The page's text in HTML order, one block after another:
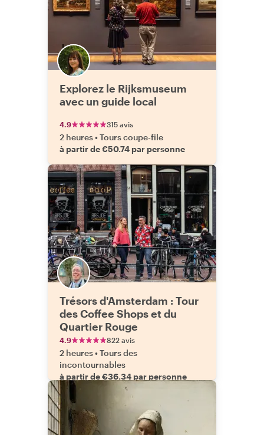
Explorez le Rijksmuseum
avec un guide local
4.9 315 avis
2 heures•Tours coupe-file
à partir de €50.74 par personne
Trésors d'Amsterdam : Tour
des Coffee Shops et du
Quartier Rouge
4.9 822 avis
2 heures•Tours des
incontournables
à partir de €36.34 par personne